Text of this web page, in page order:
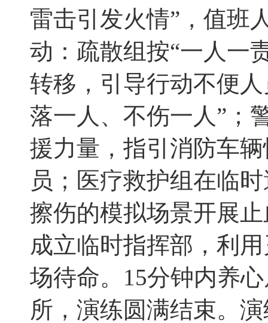
雷击引发火情”，值班
动：疏散组按“一人一
转移，引导行动不便
落一人、不伤一人”；
援力量，指引消防车
员；医疗救护组在临
擦伤的模拟场景开展
成立临时指挥部，利
场待命。15分钟内养
所，演练圆满结束。